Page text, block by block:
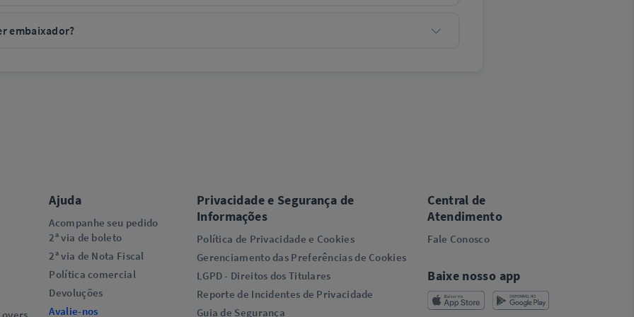
embaixador?
Ajuda
Acompanhe seu pedido
2ª via de boleto
2ª via de Nota Fiscal
Política comercial
Devoluções
Avalie-nos
Privacidade e Segurança de
Informações
Política de Privacidade e Cookies
Gerenciamento das Preferências de Cookies
LGPD - Direitos dos Titulares
Reporte de Incidentes de Privacidade
Guia de Segurança
Central de
Atendimento
Fale Conosco
Baixe nosso app